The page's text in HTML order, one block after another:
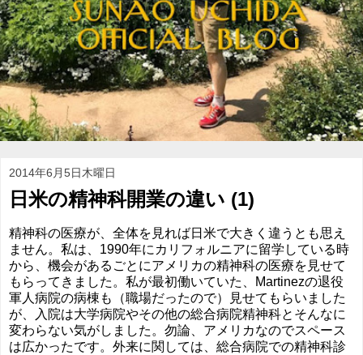
2014年6月5日木曜日
日米の精神科開業の違い (1)
精神科の医療が、全体を見れば日米で大きく違うとも思え
ません。私は、1990年にカリフォルニアに留学している時
から、機会があるごとにアメリカの精神科の医療を見せて
もらってきました。私が最初働いていた、Martinezの退役
軍人病院の病棟も（職場だったので）見せてもらいました
が、入院は大学病院やその他の総合病院精神科とそんなに
変わらない気がしました。勿論、アメリカなのでスペース
は広かったです。外来に関しては、総合病院での精神科診